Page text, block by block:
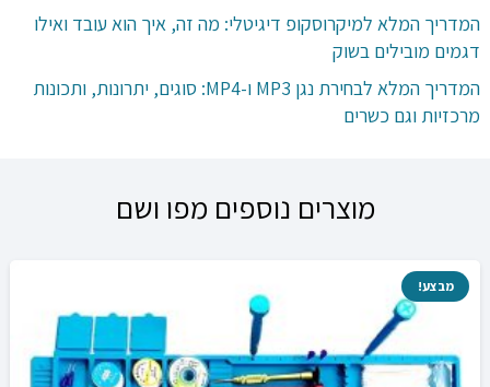
המדריך המלא למיקרוסקופ דיגיטלי: מה זה, איך הוא עובד ואילו
דגמים מובילים בשוק
המדריך המלא לבחירת נגן MP3 ו-MP4: סוגים, יתרונות, ותכונות
מרכזיות וגם כשרים
מוצרים נוספים מפו ושם
מבצע!